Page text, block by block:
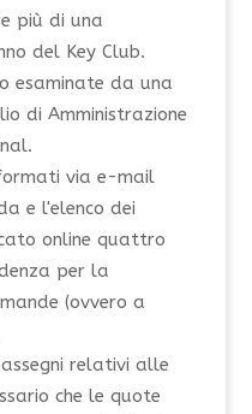
più di una
del Key Club.
esaminate da una
di Amministrazione
via e-mail
e l'elenco dei
online quattro
per la
(ovvero a
relativi alle
che le quote